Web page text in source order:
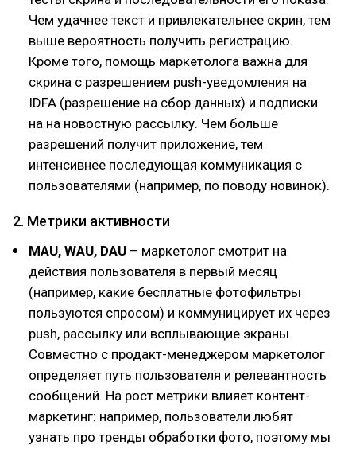
Чем удачнее текст и привлекательнее скрин, тем
выше вероятность получить регистрацию.
Кроме того, помощь маркетолога важна для
скрина с разрешением push-уведомления на
IDFA (разрешение на сбор данных) и подписки
на на новостную рассылку. Чем больше
разрешений получит приложение, тем
интенсивнее последующая коммуникация с
пользователями (например, по поводу новинок).
2. Метрики активности
MAU, WAU, DAU – маркетолог смотрит на
действия пользователя в первый месяц
(например, какие бесплатные фотофильтры
пользуются спросом) и коммуницирует их через
push, рассылку или всплывающие экраны.
Совместно с продакт-менеджером маркетолог
определяет путь пользователя и релевантность
сообщений. На рост метрики влияет контент-
маркетинг: например, пользователи любят
узнать про тренды обработки фото, поэтому мы